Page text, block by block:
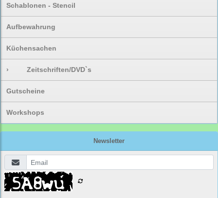
Schablonen - Stencil
Aufbewahrung
Küchensachen
› Zeitschriften/DVD`s
Gutscheine
Workshops
Newsletter